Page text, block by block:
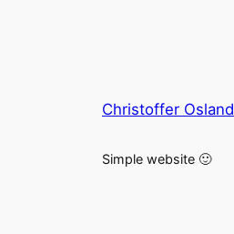
Christoffer Osland
Simple website 🙂